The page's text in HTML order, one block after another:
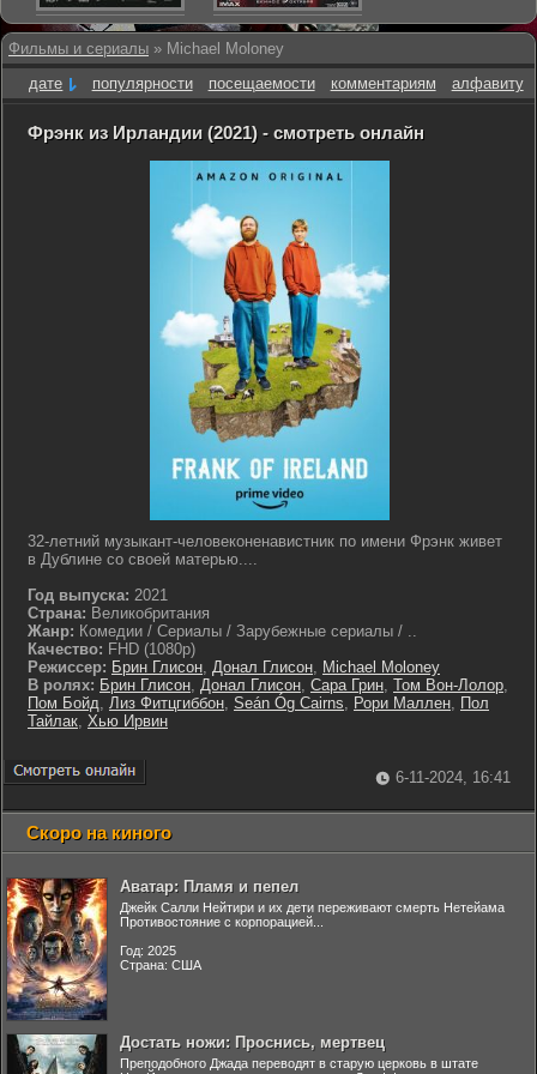
Фильмы и сериалы » Michael Moloney
дате
популярности посещаемости комментариям алфавиту
Фрэнк из Ирландии (2021) - смотреть онлайн
32-летний музыкант-человеконенавистник по имени Фрэнк живет
в Дублине со своей матерью....
Год выпуска: 2021
Страна: Великобритания
Жанр: Комедии / Сериалы / Зарубежные сериалы / ..
Качество: FHD (1080p)
Режиссер: Брин Глисон, Донал Глисон, Michael Moloney
В ролях: Брин Глисон, Донал Глисон, Сара Грин, Том Вон-Лолор,
Пом Бойд, Лиз Фитцгиббон, Seán Óg Cairns, Рори Маллен, Пол
Тайлак, Хью Ирвин
6-11-2024, 16:41
Скоро на киного
Аватар: Пламя и пепел
Джейк Салли Нейтири и их дети переживают смерть Нетейама
Противостояние с корпорацией...
Год: 2025
Страна: США
Достать ножи: Проснись, мертвец
Преподобного Джада переводят в старую церковь в штате